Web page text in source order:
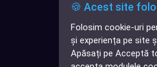
🍪 Acest site
Folosim cookie-uri
și experiența pe site
Apăsați pe Acceptă